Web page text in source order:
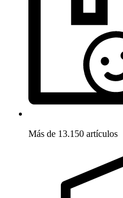
Más de 13.150 artículos